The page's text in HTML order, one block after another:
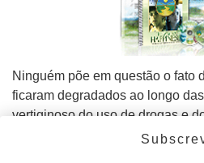
Ninguém põe em questão o fato
ficaram degradados ao longo
vertiginoso do uso de drogas e
predomina entre a geração mais